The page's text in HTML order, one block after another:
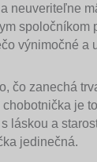
neuveriteľne
spoločníkom
výnimočné a
čo zanechá
je
láskou a
jedinečná.